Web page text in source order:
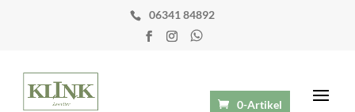
06341 84892
0-Artikel